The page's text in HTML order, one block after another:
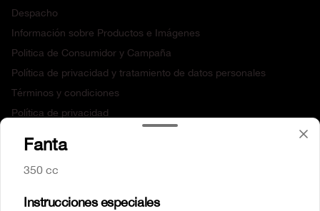
Despacho
Información sobre Productos e Imágenes
Politica de Consumidor y Campaña
Política de privacidad y tratamiento de datos personales
Términos y condiciones
Política de privacidad
Redes sociales
Instagram
Fanta
350 cc
Instrucciones especiales